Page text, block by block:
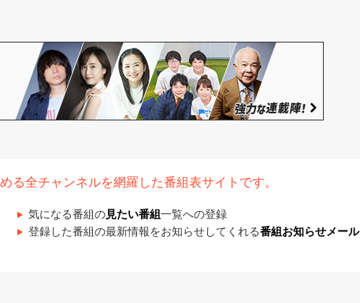
る全チャンネルを網羅した番組表サイトです。
気になる番組の見たい番組 一覧への登録
登録した番組の最新情報をお知らせしてくれる番組お知らせメール